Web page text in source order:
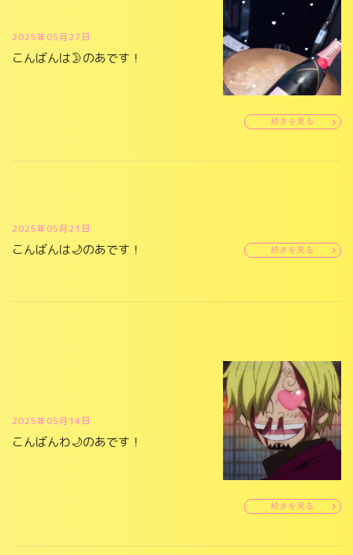
2025年05月27日
こんばんは🌛のあです！
続きを見る
2025年05月21日
こんばんは🌙のあです！ 続きを見る
2025年05月14日
こんばんわ🌙のあです！
続きを見る